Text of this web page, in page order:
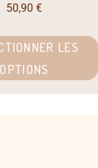
50,90 €
LES
OPTIONS